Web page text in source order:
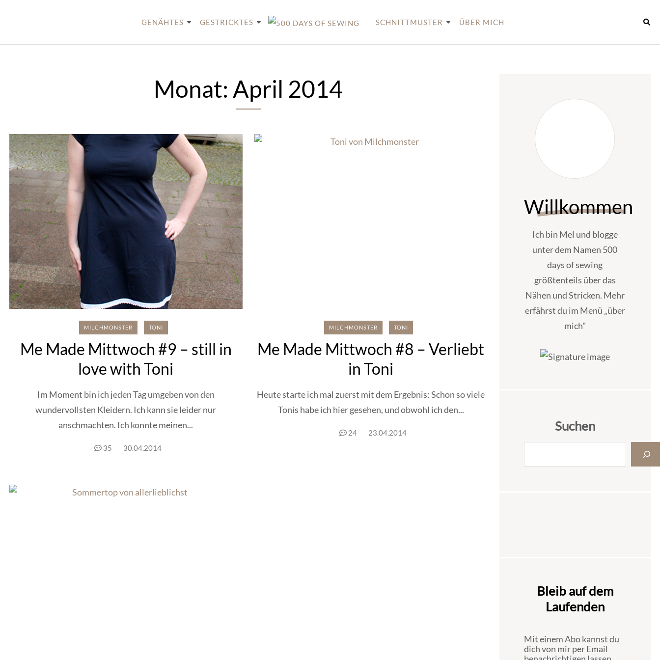
GENÄHTES GESTRICKTES SCHNITTMUSTER ÜBER MICH
Monat: April 2014
MILCHMONSTER TONI
Me Made Mittwoch #9 – still in
love with Toni
Im Moment bin ich jeden Tag umgeben von den
wundervollsten Kleidern. Ich kann sie leider nur
anschmachten. Ich konnte meinen...
35 30.04.2014
MILCHMONSTER TONI
Me Made Mittwoch #8 – Verliebt
in Toni
Heute starte ich mal zuerst mit dem Ergebnis: Schon so viele
Tonis habe ich hier gesehen, und obwohl ich den...
24 23.04.2014
Willkommen
Ich bin Mel und blogge
unter dem Namen 500
days of sewing
größtenteils über das
Nähen und Stricken. Mehr
erfährst du im Menü „über
mich"
Suchen
Bleib auf dem
Laufenden
Mit einem Abo kannst du
dich von mir per Email